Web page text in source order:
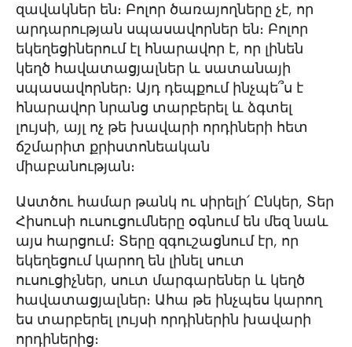
զավակներ են։ Բոլոր ծառայողները չէ, որ
արդարության սպասավորներ են։ Բոլոր
եկեղեցիներում էլ հնարավոր է, որ լինեն
կեղծ հավատացյալներ և սատանայի
սպասավորներ։ Այդ դեպքում ինչպե՞ս է
հնարավոր նրանց տարբերել և ձգտել
լույսի, այլ ոչ թե խավարի որդիների հետ
ճշմարիտ քրիստոնեական
միաբանության։
Աստծու համար թանկ ու սիրելի՛ Ընկեր, Տեր
Հիսուսի ուսուցումները օգնում են մեզ նաև
այս հարցում։ Տերը զգուշացնում էր, որ
եկեղեցում կարող են լինել սուտ
ուսուցիչներ, սուտ մարգարեներ և կեղծ
հավատացյալներ։ Ահա թե ինչպես կարող
ես տարբերել լույսի որդիներին խավարի
որդիներից։